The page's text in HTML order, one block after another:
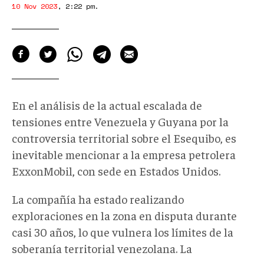
10 Nov 2023, 2:22 pm.
En el análisis de la actual escalada de
tensiones entre Venezuela y Guyana por la
controversia territorial sobre el Esequibo, es
inevitable mencionar a la empresa petrolera
ExxonMobil, con sede en Estados Unidos.
La compañía ha estado realizando
exploraciones en la zona en disputa durante
casi 30 años, lo que vulnera los límites de la
soberanía territorial venezolana. La